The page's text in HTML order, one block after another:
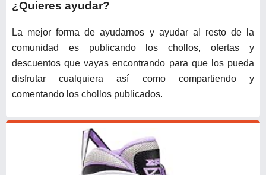
¿Quieres ayudar?
La mejor forma de ayudarnos y ayudar al resto de la
comunidad es publicando los chollos, ofertas y
descuentos que vayas encontrando para que los pueda
disfrutar cualquiera así como compartiendo y
comentando los chollos publicados.